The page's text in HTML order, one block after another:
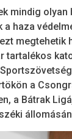
mindig
haza
megtehetik
tartalékos
a
a Bátrak